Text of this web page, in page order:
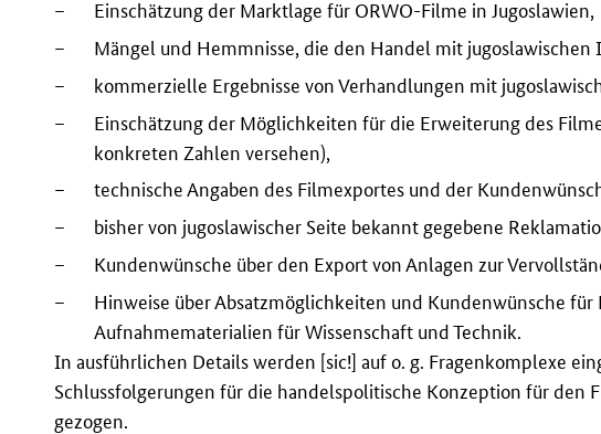
–
Einschätzung der Marktlage für ORWO-Filme in Jugoslawien,
–
Mängel und Hemmnisse, die den Handel mit
–
kommerzielle Ergebnisse von Verhandlungen mit
–
Einschätzung der Möglichkeiten für die Erweiterung des
konkreten Zahlen versehen),
–
technische Angaben des Filmexportes und der
–
bisher von jugoslawischer Seite bekannt gegebene
–
Kundenwünsche über den Export von Anlagen zur
–
Hinweise über Absatzmöglichkeiten und Kundenwünsche
Aufnahmematerialien für Wissenschaft und Technik.
In ausführlichen Details werden [sic!] auf o. g. Fragenkomplexe
Schlussfolgerungen für die handelspolitische Konzeption für den
gezogen.